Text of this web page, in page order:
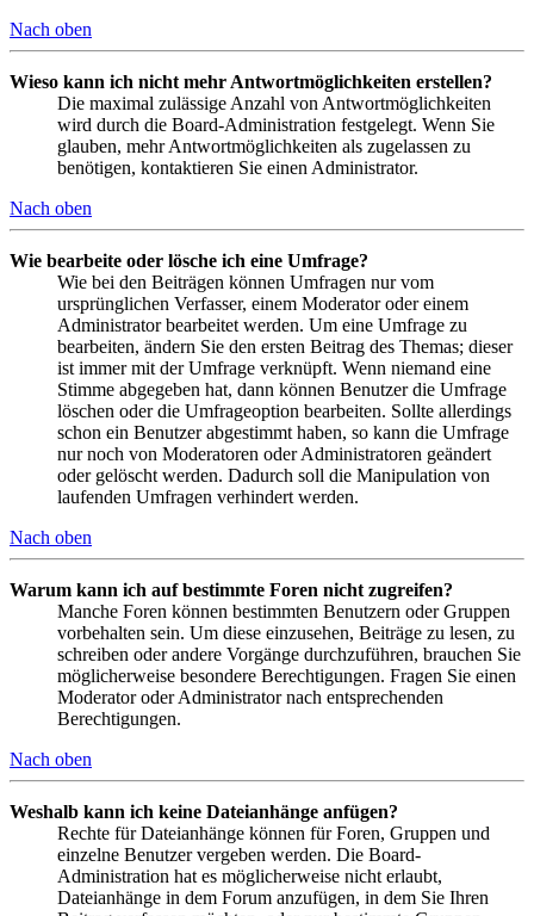
Nach oben
Wieso kann ich nicht mehr Antwortmöglichkeiten erstellen?
Die maximal zulässige Anzahl von Antwortmöglichkeiten
wird durch die Board-Administration festgelegt. Wenn Sie
glauben, mehr Antwortmöglichkeiten als zugelassen zu
benötigen, kontaktieren Sie einen Administrator.
Nach oben
Wie bearbeite oder lösche ich eine Umfrage?
Wie bei den Beiträgen können Umfragen nur vom
ursprünglichen Verfasser, einem Moderator oder einem
Administrator bearbeitet werden. Um eine Umfrage zu
bearbeiten, ändern Sie den ersten Beitrag des Themas; dieser
ist immer mit der Umfrage verknüpft. Wenn niemand eine
Stimme abgegeben hat, dann können Benutzer die Umfrage
löschen oder die Umfrageoption bearbeiten. Sollte allerdings
schon ein Benutzer abgestimmt haben, so kann die Umfrage
nur noch von Moderatoren oder Administratoren geändert
oder gelöscht werden. Dadurch soll die Manipulation von
laufenden Umfragen verhindert werden.
Nach oben
Warum kann ich auf bestimmte Foren nicht zugreifen?
Manche Foren können bestimmten Benutzern oder Gruppen
vorbehalten sein. Um diese einzusehen, Beiträge zu lesen, zu
schreiben oder andere Vorgänge durchzuführen, brauchen Sie
möglicherweise besondere Berechtigungen. Fragen Sie einen
Moderator oder Administrator nach entsprechenden
Berechtigungen.
Nach oben
Weshalb kann ich keine Dateianhänge anfügen?
Rechte für Dateianhänge können für Foren, Gruppen und
einzelne Benutzer vergeben werden. Die Board-
Administration hat es möglicherweise nicht erlaubt,
Dateianhänge in dem Forum anzufügen, in dem Sie Ihren